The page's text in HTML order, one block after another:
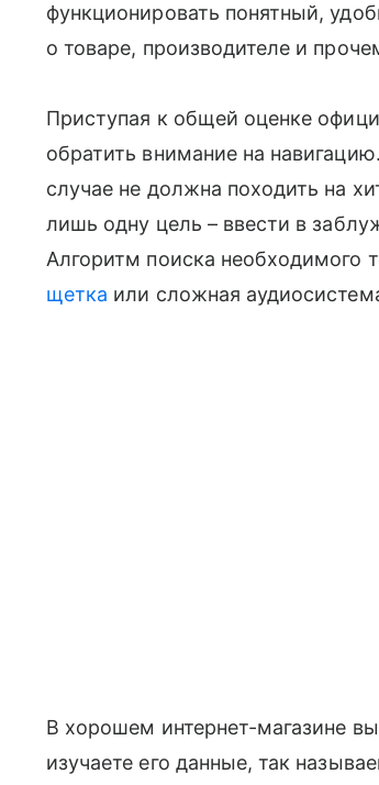
функционировать понятный,
о товаре, производителе и
Приступая к общей оценке
обратить внимание на
случае не должна походить на
лишь одну цель – ввести в
Алгоритм поиска необходимого
щетка или сложная
В хорошем интернет-магазине
изучаете его данные, так